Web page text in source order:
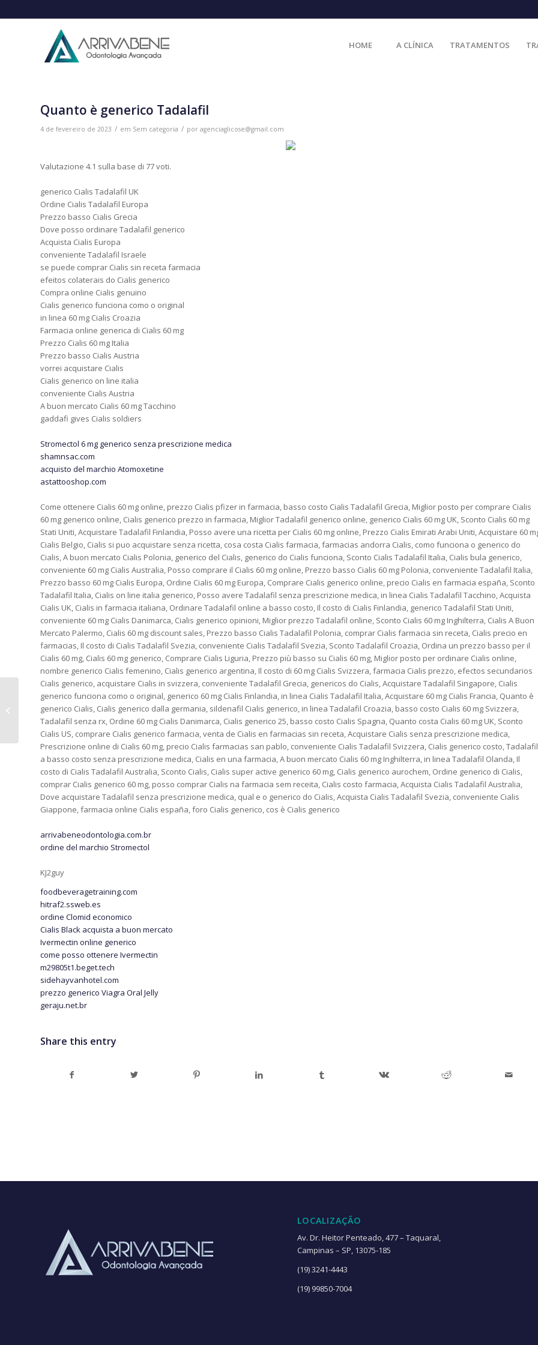
HOME A CLÍNICA TRATAMENTOS
Quanto è generico Tadalafil
4 de fevereiro de 2023 / em Sem categoria / por agenciaglicose@gmail.com
Valutazione 4.1 sulla base di 77voti.
generico Cialis Tadalafil UK
Ordine Cialis Tadalafil Europa
Prezzo basso Cialis Grecia
Dove posso ordinare Tadalafil generico
Acquista Cialis Europa
conveniente Tadalafil Israele
se puede comprar Cialis sin receta farmacia
efeitos colaterais do Cialis generico
Compra online Cialis genuino
Cialis generico funciona como o original
in linea 60 mg Cialis Croazia
Farmacia online generica di Cialis 60 mg
Prezzo Cialis 60 mg Italia
Prezzo basso Cialis Austria
vorrei acquistare Cialis
Cialis generico on line italia
conveniente Cialis Austria
A buon mercato Cialis 60 mg Tacchino
gaddafi gives Cialis soldiers
Stromectol 6 mg generico senza prescrizione medica
shamnsac.com
acquisto del marchio Atomoxetine
astattooshop.com
Come ottenere Cialis 60 mg online, prezzo Cialis pfizer in farmacia, basso costo Cialis Tadalafil Grecia, Miglior posto per comprare Cialis
60 mg generico online, Cialis generico prezzo in farmacia, Miglior Tadalafil generico online, generico Cialis 60 mg UK, Sconto Cialis 60 mg
Stati Uniti, Acquistare Tadalafil Finlandia, Posso avere una ricetta per Cialis 60 mg online, Prezzo Cialis Emirati Arabi Uniti, Acquistare 60
Cialis Belgio, Cialis si puo acquistare senza ricetta, cosa costa Cialis farmacia, farmacias andorra Cialis, como funciona o generico do
Cialis, A buon mercato Cialis Polonia, generico del Cialis, generico do Cialis funciona, Sconto Cialis Tadalafil Italia, Cialis bula generico,
conveniente 60 mg Cialis Australia, Posso comprare il Cialis 60 mg online, Prezzo basso Cialis 60 mg Polonia, conveniente Tadalafil Italia,
Prezzo basso 60 mg Cialis Europa, Ordine Cialis 60 mg Europa, Comprare Cialis generico online, precio Cialis en farmacia españa, Sconto
Tadalafil Italia, Cialis on line italia generico, Posso avere Tadalafil senza prescrizione medica, in linea Cialis Tadalafil Tacchino, Acquista
Cialis UK, Cialis in farmacia italiana, Ordinare Tadalafil online a basso costo, Il costo di Cialis Finlandia, generico Tadalafil Stati Uniti,
conveniente 60 mg Cialis Danimarca, Cialis generico opinioni, Miglior prezzo Tadalafil online, Sconto Cialis 60 mg Inghilterra, Cialis A Buon
Mercato Palermo, Cialis 60 mg discount sales, Prezzo basso Cialis Tadalafil Polonia, comprar Cialis farmacia sin receta, Cialis precio en
farmacias, Il costo di Cialis Tadalafil Svezia, conveniente Cialis Tadalafil Svezia, Sconto Tadalafil Croazia, Ordina un prezzo basso per il
Cialis 60 mg, Cialis 60 mg generico, Comprare Cialis Liguria, Prezzo più basso su Cialis 60 mg, Miglior posto per ordinare Cialis online,
nombre generico Cialis femenino, Cialis generico argentina, Il costo di 60 mg Cialis Svizzera, farmacia Cialis prezzo, efectos secundarios
Cialis generico, acquistare Cialis in svizzera, conveniente Tadalafil Grecia, genericos do Cialis, Acquistare Tadalafil Singapore, Cialis
generico funciona como o original, generico 60 mg Cialis Finlandia, in linea Cialis Tadalafil Italia, Acquistare 60 mg Cialis Francia, Quanto è
generico Cialis, Cialis generico dalla germania, sildenafil Cialis generico, in linea Tadalafil Croazia, basso costo Cialis 60 mg Svizzera,
Tadalafil senza rx, Ordine 60 mg Cialis Danimarca, Cialis generico 25, basso costo Cialis Spagna, Quanto costa Cialis 60 mg UK, Sconto
Cialis US, comprare Cialis generico farmacia, venta de Cialis en farmacias sin receta, Acquistare Cialis senza prescrizione medica,
Prescrizione online di Cialis 60 mg, precio Cialis farmacias san pablo, conveniente Cialis Tadalafil Svizzera, Cialis generico costo, Tadalafil
a basso costo senza prescrizione medica, Cialis en una farmacia, A buon mercato Cialis 60 mg Inghilterra, in linea Tadalafil Olanda, Il
costo di Cialis Tadalafil Australia, Sconto Cialis, Cialis super active generico 60 mg, Cialis generico aurochem, Ordine generico di Cialis,
comprar Cialis generico 60 mg, posso comprar Cialis na farmacia sem receita, Cialis costo farmacia, Acquista Cialis Tadalafil Australia,
Dove acquistare Tadalafil senza prescrizione medica, qual e o generico do Cialis, Acquista Cialis Tadalafil Svezia, conveniente Cialis
Giappone, farmacia online Cialis españa, foro Cialis generico, cos è Cialis generico
arrivabeneodontologia.com.br
ordine del marchio Stromectol
KJ2guy
foodbeveragetraining.com
hitraf2.ssweb.es
ordine Clomid economico
Cialis Black acquista a buon mercato
Ivermectin online generico
come posso ottenere Ivermectin
m29805t1.beget.tech
sidehayvanhotel.com
prezzo generico Viagra Oral Jelly
geraju.net.br
Share this entry
LOCALIZAÇÃO
Av. Dr. Heitor Penteado, 477 – Taquaral,
Campinas – SP, 13075-185
(19) 3241-4443
(19) 99850-7004
acquista pillole di Cialis online |
Cialis 10 mg A Buon Mercato Lazio